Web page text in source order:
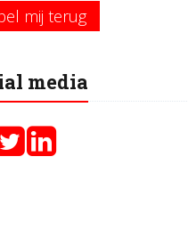
mij terug
media